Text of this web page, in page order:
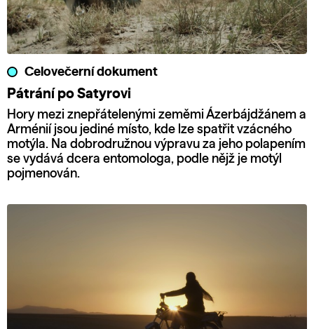
Celovečerní dokument
Pátrání po Satyrovi
Hory mezi znepřátelenými zeměmi Ázerbájdžánem a
Arménií jsou jediné místo, kde lze spatřit vzácného
motýla. Na dobrodružnou výpravu za jeho polapením
se vydává dcera entomologa, podle nějž je motýl
pojmenován.